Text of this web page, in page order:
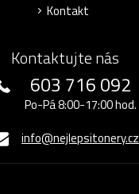
Kontakt
Kontaktujte nás
603 716 092
Po-Pá 8:00-17:00 hod.
info@nejlepsitonery.cz